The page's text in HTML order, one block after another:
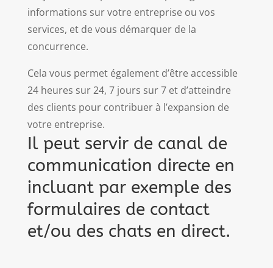
informations sur votre entreprise ou vos
services, et de vous démarquer de la
concurrence.
Cela vous permet également d’être accessible
24 heures sur 24, 7 jours sur 7 et d’atteindre
des clients pour contribuer à l’expansion de
votre entreprise.
Il peut servir de canal de
communication directe en
incluant par exemple des
formulaires de contact
et/ou des chats en direct.